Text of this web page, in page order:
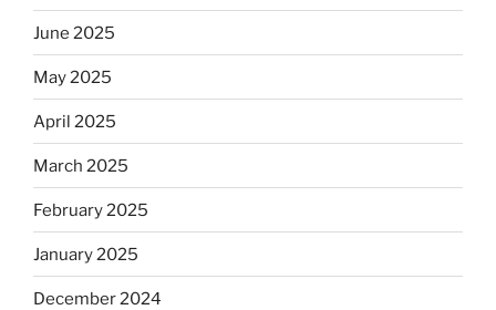
June 2025
May 2025
April 2025
March 2025
February 2025
January 2025
December 2024